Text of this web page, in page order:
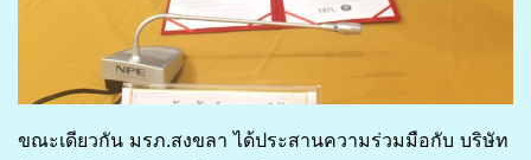
ขณะเดียวกัน มรภ.สงขลา ได้ประสานความร่วมมือกับ บริษัท